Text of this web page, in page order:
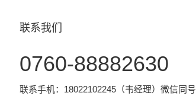
联系我们
0760-88882630
联系手机：18022102245（韦经理）微信同号